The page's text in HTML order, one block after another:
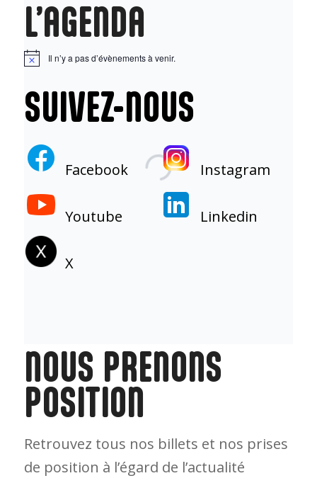
L’AGENDA
Notice Il n’y a pas d’évènements à venir.
SUIVEZ-NOUS
Facebook Instagram
Youtube Linkedin
X
NOUS PRENONS
POSITION
Retrouvez tous nos billets et nos prises
de position à l’égard de l’actualité